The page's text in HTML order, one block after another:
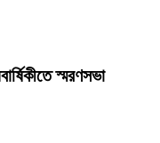
স্মরণসভা